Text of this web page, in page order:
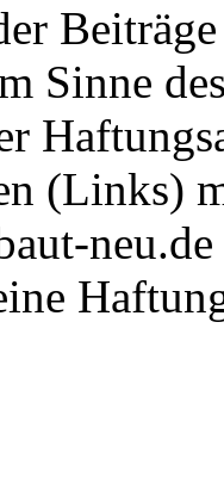
Sinne
(Links)